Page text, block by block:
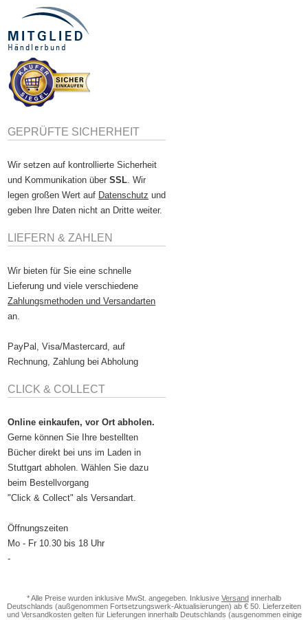
GEPRÜFTE SICHERHEIT
Wir setzen auf kontrollierte Sicherheit
und Kommunikation überSSL. Wir
legen großen Wert auf Datenschutz und
geben Ihre Daten nicht an Dritte weiter.
LIEFERN & ZAHLEN
Wir bieten für Sie eine schnelle
Lieferung und viele verschiedene
Zahlungsmethoden und Versandarten
an.
PayPal, Visa/Mastercard, auf
Rechnung, Zahlung bei Abholung
CLICK & COLLECT
Online einkaufen, vor Ort abholen.
Gerne können Sie Ihre bestellten
Bücher direkt bei uns im Laden in
Stuttgart abholen. Wählen Sie dazu
beim Bestellvorgang
"Click & Collect" als Versandart.
Öffnungszeiten
Mo - Fr 10.30 bis 18 Uhr
-
* Alle Preise wurden inklusive MwSt. angegeben. Inklusive Versand innerhalb
Deutschlands (außgenommen Fortsetzungswerk-Aktualisierungen) ab € 50. Lieferzeiten
und Versandkosten gelten für Lieferungen innerhalb Deutschlands (ausgenommen einige